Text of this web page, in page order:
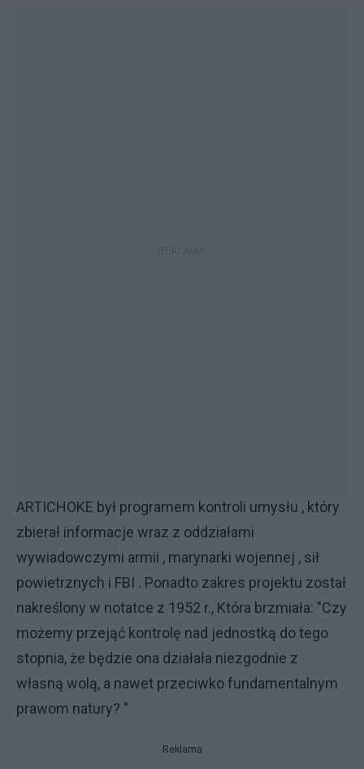
ARTICHOKE był programem kontroli umysłu , który
zbierał informacje wraz z oddziałami
wywiadowczymi armii , marynarki wojennej , sił
powietrznych i FBI . Ponadto zakres projektu został
nakreślony w notatce z 1952 r., Która brzmiała: "Czy
możemy przejąć kontrolę nad jednostką do tego
stopnia, że będzie ona działała niezgodnie z
własną wolą, a nawet przeciwko fundamentalnym
prawom natury? "
Reklama